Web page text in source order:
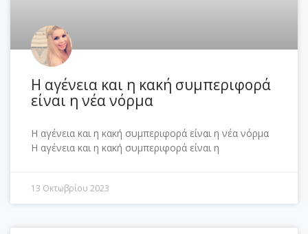
Η αγένεια και η κακή συμπεριφορά
είναι η νέα νόρμα
Η αγένεια και η κακή συμπεριφορά είναι η νέα νόρμα
Η αγένεια και η κακή συμπεριφορά είναι η
13 Οκτωβρίου 2023